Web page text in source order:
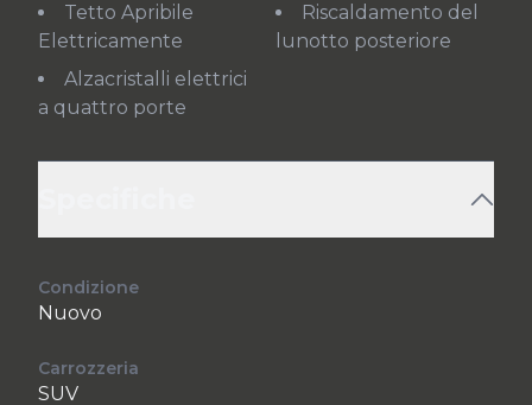
Tetto Apribile
Elettricamente
Riscaldamento del
lunotto posteriore
Alzacristalli elettrici
a quattro porte
Condizione
Nuovo
Carrozzeria
SUV